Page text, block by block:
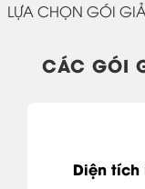
LỰA CHỌN GÓI
CÁC GÓI
Diện tích